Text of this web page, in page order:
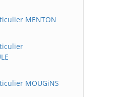
MENTON
MOUGiNS